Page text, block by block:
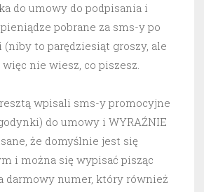
do umowy do podpisania i
pobrane za sms-y po
(niby to parędziesiąt groszy, ale
więc nie wiesz, co piszesz.
wpisali sms-y promocyjne
do umowy i WYRAŹNIE
że domyślnie jest się
i można się wypisać pisząc
darmowy numer, który również